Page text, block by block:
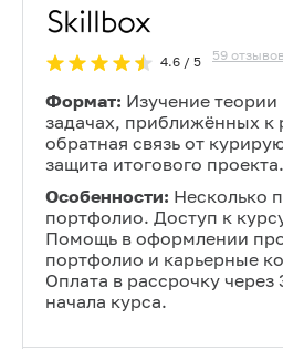
4.6/ 5 59 отзывов
Формат: Изучение теории
задачах, приближённых к
обратная связь от
защита итогового проекта.
Особенности: Несколько
портфолио. Доступ к
Помощь в оформлении
портфолио и карьерные
Оплата в рассрочку через
начала курса.